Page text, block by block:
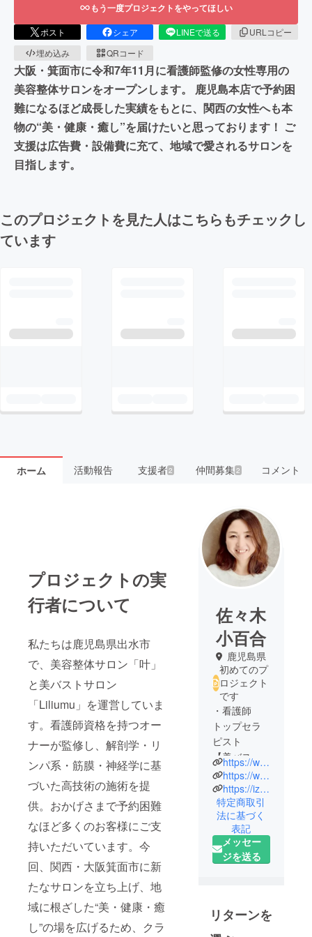
もう一度プロジェクトをやってほしい
ポスト シェア LINEで送る
URLコピー
埋め込み
QRコード
大阪・箕面市に令和7年11月に看護師監修の女性専用の
美容整体サロンをオープンします。 鹿児島本店で予約困
難になるほど成長した実績をもとに、関西の女性へも本
物の“美・健康・癒し”を届けたいと思っております！ ご
支援は広告費・設備費に充て、地域で愛されるサロンを
目指します。
このプロジェクトを見た人はこちらもチェックし
ています
ホーム 活動報告 支援者2 仲間募集2 コメント
プロジェクトの実
行者について
私たちは鹿児島県出水市
で、美容整体サロン「叶」
と美バストサロン
「Liliumu」を運営していま
す。看護師資格を持つオー
ナーが監修し、解剖学・リ
ンパ系・筋膜・神経学に基
づいた高技術の施術を提
供。おかげさまで予約困難
なほど多くのお客様にご支
持いただいています。今
回、関西・大阪箕面市に新
たなサロンを立ち上げ、地
域に根ざした“美・健康・癒
し”の場を広げるため、クラ
佐々木
小百合
鹿児島県
初めてのプ
ロジェクト
です
・看護師
トップセラ
ピスト
【美バスト
サロン】
Liliumu ／代
表
【女性限
定】整体サ
ロン 叶 ／代
表
の手で、女
性の未来を
https://www.instagram.com/kanau2025.s?igsh=ejR1Y3Fvb2Z2b3J6&utm_source=qr
https://www.instagram.com/s.sayuri.3?igsh=MWY3ZDJvcGViNmd4MQ%3D%3D&utm_source=qr
https://izumi-akune-nagashima.mypl.net/shop/00000378786/
特定商取引
法に基づく
表記
メッセー
ジを送る
リターンを